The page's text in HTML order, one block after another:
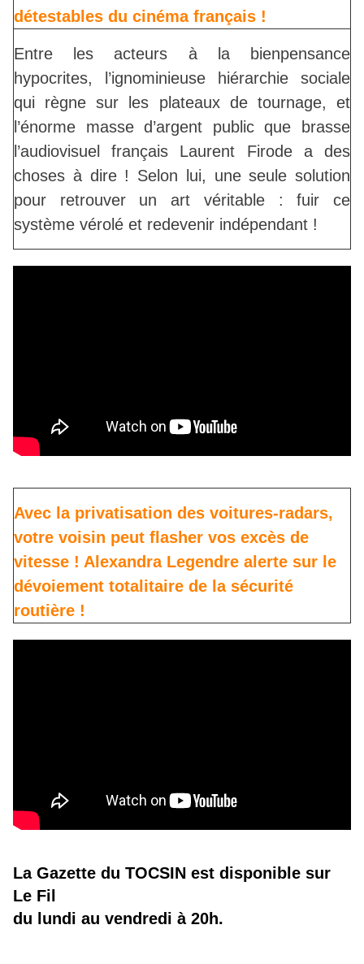
détestables du cinéma français !
Entre les acteurs à la bienpensance
hypocrites, l’ignominieuse hiérarchie sociale
qui règne sur les plateaux de tournage, et
l’énorme masse d’argent public que brasse
l’audiovisuel français Laurent Firode a des
choses à dire ! Selon lui, une seule solution
pour retrouver un art véritable : fuir ce
système vérolé et redevenir indépendant !
Avec la privatisation des voitures-radars,
votre voisin peut flasher vos excès de
vitesse ! Alexandra Legendre alerte sur le
dévoiement totalitaire de la sécurité
routière !
La Gazette du TOCSIN est disponible sur
Le Fil
du lundi au vendredi à 20h.